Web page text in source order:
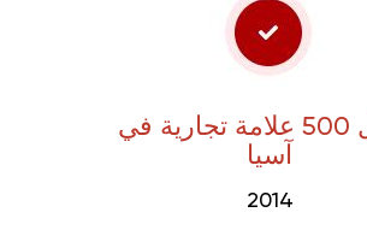
أفضل 500 علامة تجارية في
آسيا
2014